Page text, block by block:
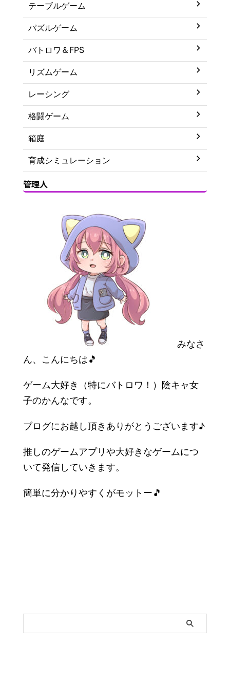
テーブルゲーム
パズルゲーム
バトロワ＆FPS
リズムゲーム
レーシング
格闘ゲーム
箱庭
育成シミュレーション
管理人
みなさ
ん、こんにちは🎵
ゲーム大好き（特にバトロワ！）陰キャ女
子のかんなです。
ブログにお越し頂きありがとうございます♪
推しのゲームアプリや大好きなゲームにつ
いて発信していきます。
簡単に分かりやすくがモットー🎵